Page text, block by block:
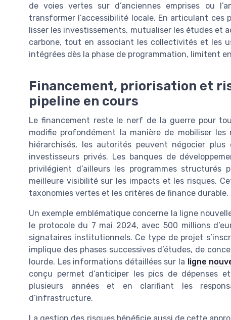
de voies vertes sur d’anciennes emprises ou
transformer l’accessibilité locale. En articulant
lisser les investissements, mutualiser les études et
carbone, tout en associant les collectivités et les
intégrées dès la phase de programmation, limitent
Financement, priorisation et
pipeline en cours
Le financement reste le nerf de la guerre pour
modifie profondément la manière de mobiliser
hiérarchisés, les autorités peuvent négocier plus
investisseurs privés. Les banques de
privilégient d’ailleurs les programmes
meilleure visibilité sur les impacts et les risques.
taxonomies vertes et les critères de finance durable.
Un exemple emblématique concerne la ligne
le protocole du 7 mai 2024, avec 500 millions
signataires institutionnels. Ce type de projet
implique des phases successives d’études, de
lourde. Les informations détaillées sur la ligne
conçu permet d’anticiper les pics de dépenses
plusieurs années et en clarifiant les
d’infrastructure.